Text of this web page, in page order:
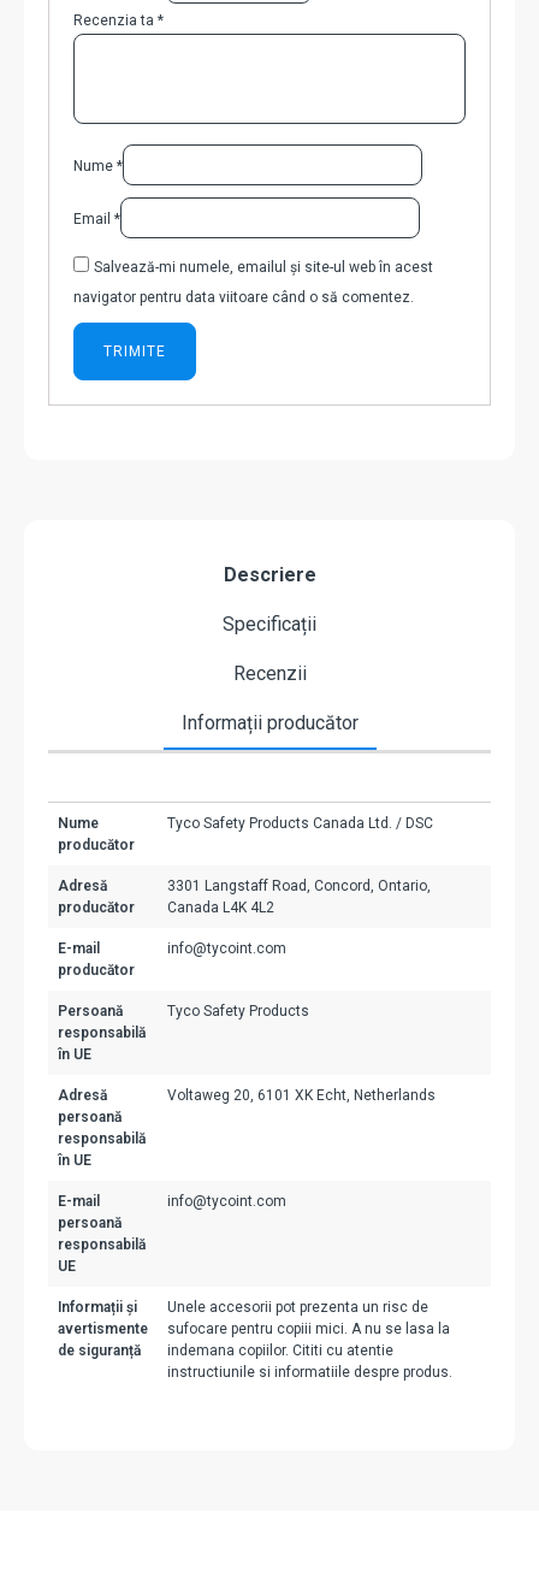
Recenzia ta *
Nume *
Email *
Salvează-mi numele, emailul și site-ul web în acest
navigator pentru data viitoare când o să comentez.
Descriere
Specificații
Recenzii
Informații producător
Nume
producător
Tyco Safety Products Canada Ltd. / DSC
Adresă
producător
3301 Langstaff Road, Concord, Ontario,
Canada L4K 4L2
E-mail
producător
info@tycoint.com
Persoană
responsabilă
în UE
Tyco Safety Products
Adresă
persoană
responsabilă
în UE
Voltaweg 20, 6101 XK Echt, Netherlands
E-mail
persoană
responsabilă
UE
info@tycoint.com
Informații și
avertismente
de siguranță
Unele accesorii pot prezenta un risc de
sufocare pentru copiii mici. A nu se lasa la
indemana copiilor. Cititi cu atentie
instructiunile si informatiile despre produs.